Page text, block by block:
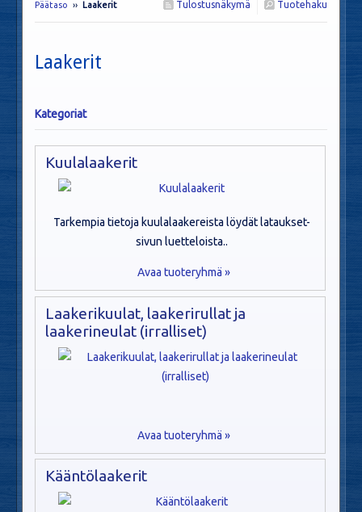
Tuotehaku
Tulostusnäkymä
Päätaso ›› Laakerit
Laakerit
Kategoriat
Kuulalaakerit
Tarkempia tietoja kuulalaakereista löydät lataukset-
sivun luetteloista..
Avaa tuoteryhmä »
Laakerikuulat, laakerirullat ja
laakerineulat (irralliset)
Avaa tuoteryhmä »
Kääntölaakerit